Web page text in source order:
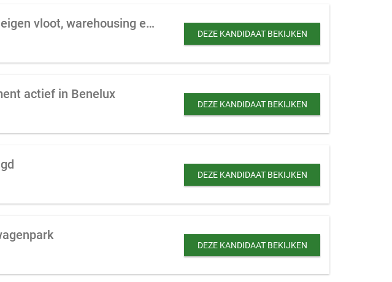
Internationaal transportbedrijf te koop gevraagd (evt. met eigen vloot, warehousing en transport management)
DEZE KANDIDAAT BEKIJKEN
actief in Benelux
DEZE KANDIDAAT BEKIJKEN
DEZE KANDIDAAT BEKIJKEN
DEZE KANDIDAAT BEKIJKEN